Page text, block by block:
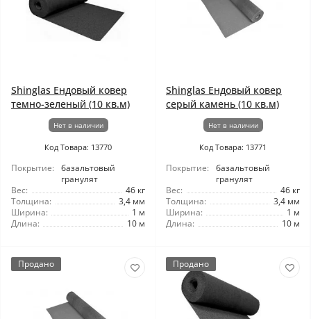
Shinglas Ендовый ковер
темно-зеленый (10 кв.м)
Нет в наличии
Код Товара: 13770
Покрытие:
базальтовый
гранулят
Вес:
46 кг
Толщина:
3,4 мм
Ширина:
1 м
Длина:
10 м
Shinglas Ендовый ковер
серый камень (10 кв.м)
Нет в наличии
Код Товара: 13771
Покрытие:
базальтовый
гранулят
Вес:
46 кг
Толщина:
3,4 мм
Ширина:
1 м
Длина:
10 м
Продано Продано